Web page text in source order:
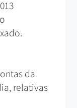
da
relativas